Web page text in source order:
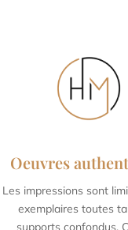
30 x 45 cm / 11,8
Oeuvres
Les impressions sont
exemplaires toutes
supports confondus.